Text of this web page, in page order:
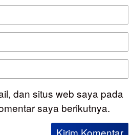
dan situs web saya pada
saya berikutnya.